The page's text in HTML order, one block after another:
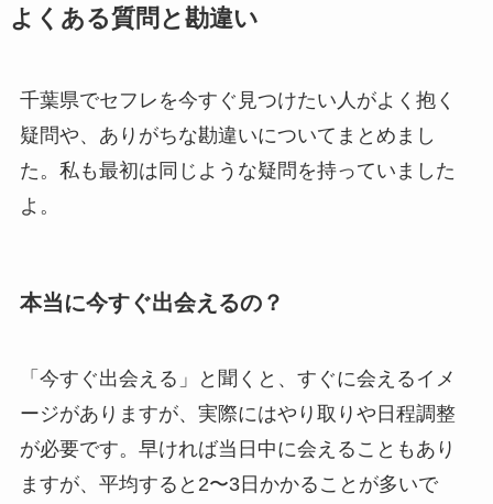
よくある質問と勘違い
千葉県でセフレを今すぐ見つけたい人がよく抱く
疑問や、ありがちな勘違いについてまとめまし
た。私も最初は同じような疑問を持っていました
よ。
本当に今すぐ出会えるの？
「今すぐ出会える」と聞くと、すぐに会えるイメ
ージがありますが、実際にはやり取りや日程調整
が必要です。早ければ当日中に会えることもあり
ますが、平均すると2〜3日かかることが多いで